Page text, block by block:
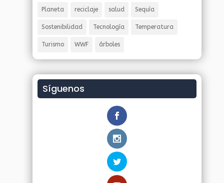
Planeta reciclaje salud Sequía
Sostenibilidad Tecnología Temperatura
Turismo WWF árboles
Síguenos